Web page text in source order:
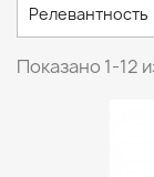
Релевантность
Показано 1-12